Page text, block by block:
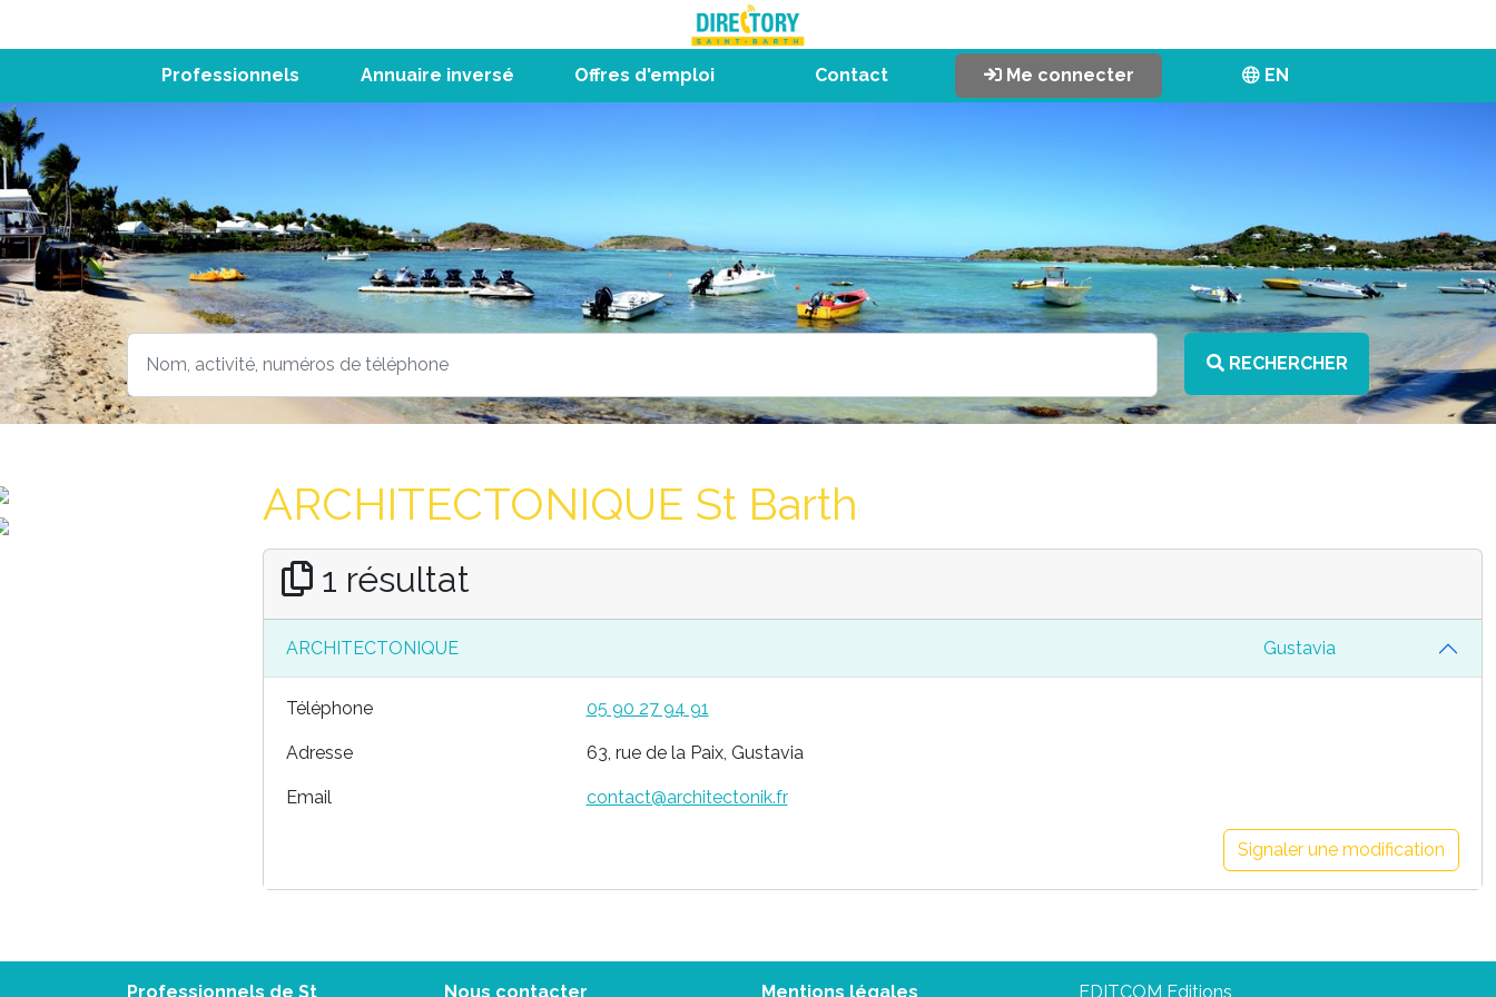
Professionnels Annuaire inversé Offres d'emploi Contact Me connecter EN
RECHERCHER
ARCHITECTONIQUE St Barth
1 résultat
ARCHITECTONIQUE Gustavia
Téléphone 05 90 27 94 91
Adresse 63, rue de la Paix, Gustavia
Email contact@architectonik.fr
Signaler une modification
Professionnels de St Nous contacter Mentions légales EDITCOM Editions